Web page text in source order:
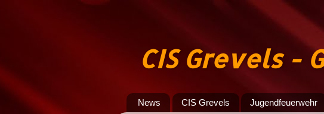
CIS Grevels -
News CIS Grevels Jugendfeuerwehr